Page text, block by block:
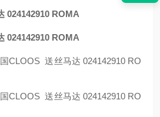
024142910 ROMA
024142910 ROMA
CLOOS 送丝马达 024142910 RO
CLOOS 送丝马达 024142910 RO